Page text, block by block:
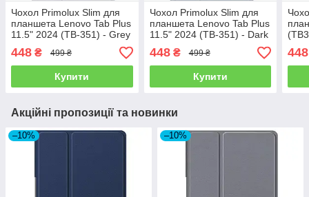
Чохол Primolux Slim для
планшета Lenovo Tab Plus
11.5" 2024 (TB-351) - Grey
448 ₴ 499 ₴
Купити
Чохол Primolux Slim для
планшета Lenovo Tab Plus
11.5" 2024 (TB-351) - Dark
Blue
448₴ 499 ₴
Купити
448
Акційні пропозиції та новинки
–10% –10%